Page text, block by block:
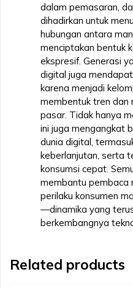
dalam pemasaran,
dihadirkan untuk
hubungan antara
menciptakan bentuk
ekspresif. Generasi
digital juga
karena menjadi
membentuk tren dan
pasar. Tidak hanya
ini juga mengangkat
dunia digital,
keberlanjutan, serta
konsumsi cepat.
membantu pembaca
perilaku konsumen
—dinamika yang
berkembangnya
Related products